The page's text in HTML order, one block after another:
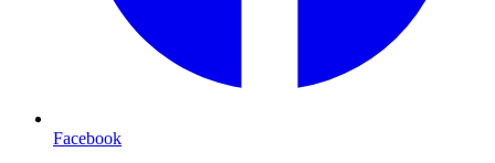
Facebook